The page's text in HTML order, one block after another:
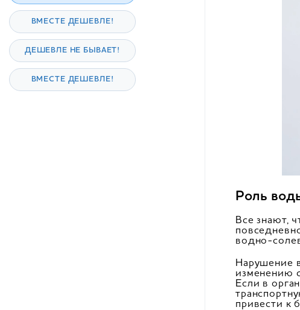
ВМЕСТЕ ДЕШЕВЛЕ!
ДЕШЕВЛЕ НЕ БЫВАЕТ!
ВМЕСТЕ ДЕШЕВЛЕ!
Роль
Все знают,
водно-
Нарушение
изменению
Если в
привести к